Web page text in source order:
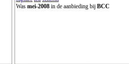
Was mei-2008 in de aanbieding bij BCC